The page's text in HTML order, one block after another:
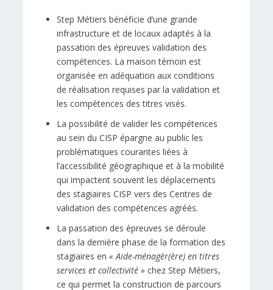
Step Métiers bénéficie d’une grande
infrastructure et de locaux adaptés à la
passation des épreuves validation des
compétences. La maison témoin est
organisée en adéquation aux conditions
de réalisation requises par la validation et
les compétences des titres visés.
La possibilité de valider les compétences
au sein du CISP épargne au public les
problématiques courantes liées à
l’accessibilité géographique et à la mobilité
qui impactent souvent les déplacements
des stagiaires CISP vers des Centres de
validation des compétences agréés.
La passation des épreuves se déroule
dans la dernière phase de la formation des
stagiaires en« Aide-ménagèr(ère) en titres
services et collectivité »chez Step Métiers,
ce qui permet la construction de parcours